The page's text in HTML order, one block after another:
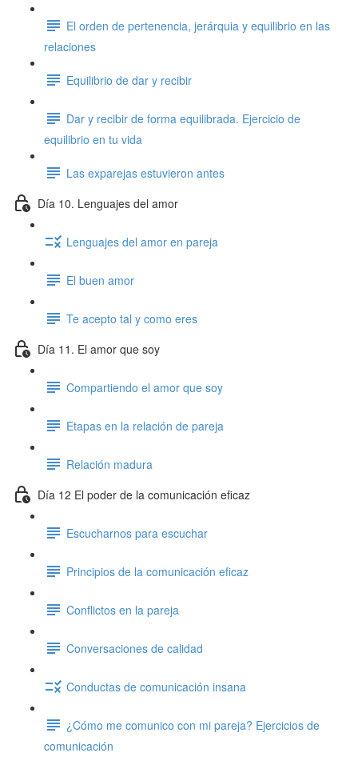
El orden de pertenencia, jerárquia y equilibrio en las
relaciones
Equilibrio de dar y recibir
Dar y recibir de forma equilibrada. Ejercicio de
equilibrio en tu vida
Las exparejas estuvieron antes
Día 10. Lenguajes del amor
Lenguajes del amor en pareja
El buen amor
Te acepto tal y como eres
Día 11. El amor que soy
Compartiendo el amor que soy
Etapas en la relación de pareja
Relación madura
Día 12 El poder de la comunicación eficaz
Escucharnos para escuchar
Principios de la comunicación eficaz
Conflictos en la pareja
Conversaciones de calidad
Conductas de comunicación insana
¿Cómo me comunico con mi pareja? Ejercicios de
comunicación